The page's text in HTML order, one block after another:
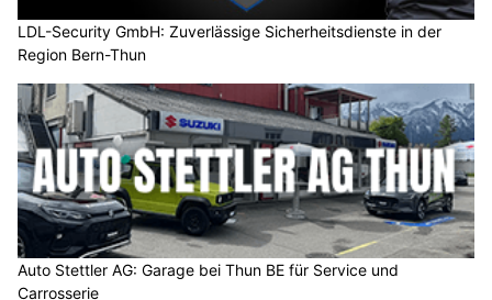
LDL-Security GmbH: Zuverlässige Sicherheitsdienste in der
Region Bern-Thun
Auto Stettler AG: Garage bei Thun BE für Service und
Carrosserie